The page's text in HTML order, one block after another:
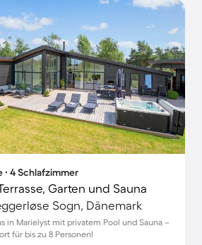
∙ 4 Schlafzimmer
Garten und Sauna
Sogn, Dänemark
in Marielyst mit privatem Pool und Sauna –
für bis zu 8 Personen!